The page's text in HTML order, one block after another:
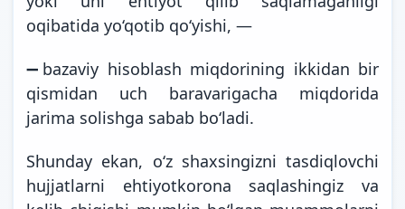
oqibatida yo‘qotib qo‘yishi, —
➖bazaviy hisoblash miqdorining ikkidan bir
qismidan uch baravarigacha miqdorida
jarima solishga sabab bo‘ladi.
Shunday ekan, oʻz shaxsingizni tasdiqlovchi
hujjatlarni ehtiyotkorona saqlashingiz va